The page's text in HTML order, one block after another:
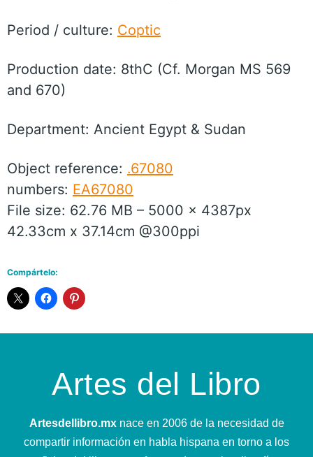
Period / culture: Coptic
Production date: 8thC (Cf. Morgan MS 569
and 670)
Department: Ancient Egypt & Sudan
Object reference: .67080
numbers: EA67080
File size: 62.76 MB – 5000 x 4387px
42.33cm x 37.14cm @300ppi
Compártelo:
Artes del Libro
Artesdellibro.mxnace en 2006 de la necesidad de
compartir información en habla hispana en torno a los